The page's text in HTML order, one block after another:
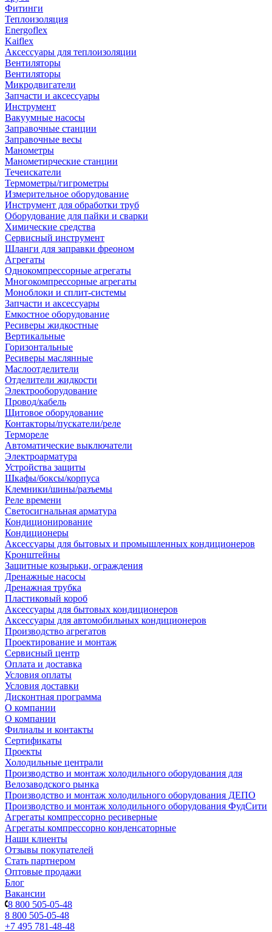
Фитинги
Теплоизоляция
Energoflex
Kaiflex
Аксессуары для теплоизоляции
Вентиляторы
Вентиляторы
Микродвигатели
Запчасти и аксессуары
Инструмент
Вакуумные насосы
Заправочные станции
Заправочные весы
Манометры
Манометирческие станции
Течеискатели
Термометры/гигрометры
Измерительное оборудование
Инструмент для обработки труб
Оборудование для пайки и сварки
Химические средства
Сервисный инструмент
Шланги для заправки фреоном
Агрегаты
Однокомпрессорные агрегаты
Многокомпрессорные агрегаты
Моноблоки и сплит-системы
Запчасти и аксессуары
Емкостное оборудование
Ресиверы жидкостные
Вертикальные
Горизонтальные
Ресиверы маслянные
Маслоотделители
Отделители жидкости
Электрооборудование
Провод/кабель
Щитовое оборудование
Контакторы/пускатели/реле
Термореле
Автоматические выключатели
Электроарматура
Устройства защиты
Шкафы/боксы/корпуса
Клемники/шины/разъемы
Реле времени
Светосигнальная арматура
Кондиционирование
Кондиционеры
Аксессуары для бытовых и промышленных кондиционеров
Кронштейны
Защитные козырьки, ограждения
Дренажные насосы
Дренажная трубка
Пластиковый короб
Аксессуары для бытовых кондиционеров
Аксессуары для автомобильных кондиционеров
Производство агрегатов
Проектирование и монтаж
Сервисный центр
Оплата и доставка
Условия оплаты
Условия доставки
Дисконтная программа
О компании
О компании
Филиалы и контакты
Сертификаты
Проекты
Холодильные централи
Производство и монтаж холодильного оборудования для
Велозаводского рынка
Производство и монтаж холодильного оборудования ДЕПО
Производство и монтаж холодильного оборудования ФудСити
Агрегаты компрессорно ресиверные
Агрегаты компрессорно конденсаторные
Наши клиенты
Отзывы покупателей
Стать партнером
Оптовые продажи
Блог
Вакансии
8 800 505-05-48
8 800 505-05-48
+7 495 781-48-48